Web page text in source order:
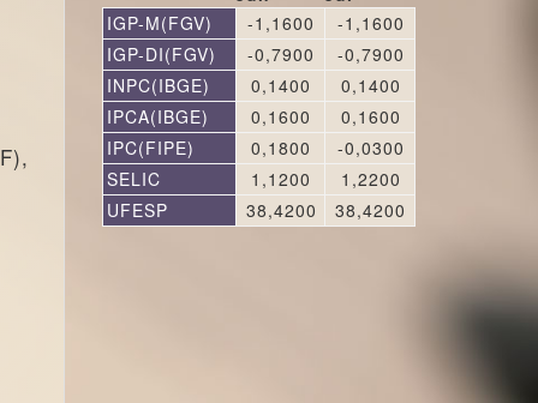
IGP-M(FGV)
-1,1600
-1,1600
IGP-DI(FGV)
-0,7900
-0,7900
INPC(IBGE)
0,1400
0,1400
IPCA(IBGE)
0,1600
0,1600
IPC(FIPE)
0,1800
-0,0300
SELIC
1,1200
1,2200
UFESP
38,4200 38,4200